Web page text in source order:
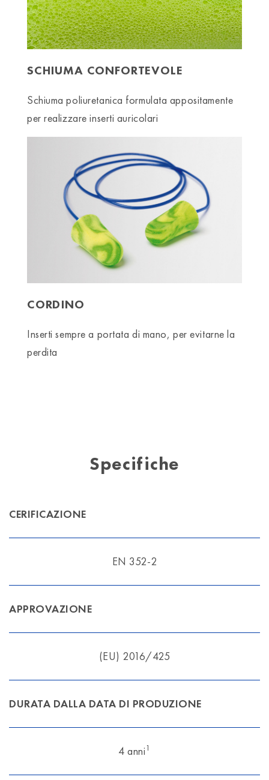
SCHIUMA CONFORTEVOLE
Schiuma poliuretanica formulata appositamente
per realizzare inserti auricolari
CORDINO
Inserti sempre a portata di mano, per evitarne la
perdita
Specifiche
CERIFICAZIONE
EN 352-2
APPROVAZIONE
(EU) 2016/425
DURATA DALLA DATA DI PRODUZIONE
4 anni1